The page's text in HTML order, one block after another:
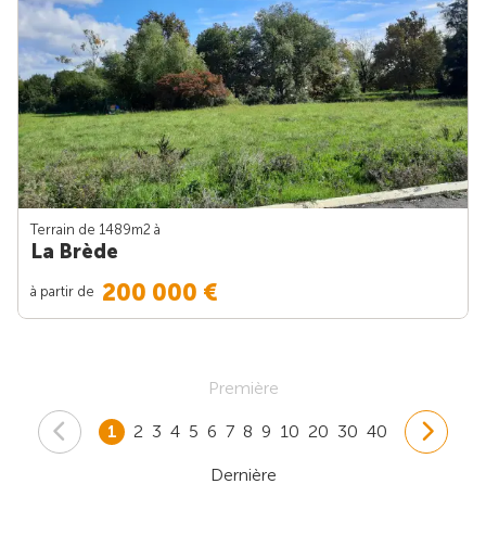
Terrain de 1489m2 à
La Brède
à partir de 200 000 €
Première
1 2 3 4 5 6 7 8 9 10 20 30 40
Dernière